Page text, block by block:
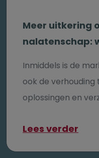
Meer uitkering
nalatenschap:
Inmiddels is de
ook de verhouding
oplossingen en
Lees verder